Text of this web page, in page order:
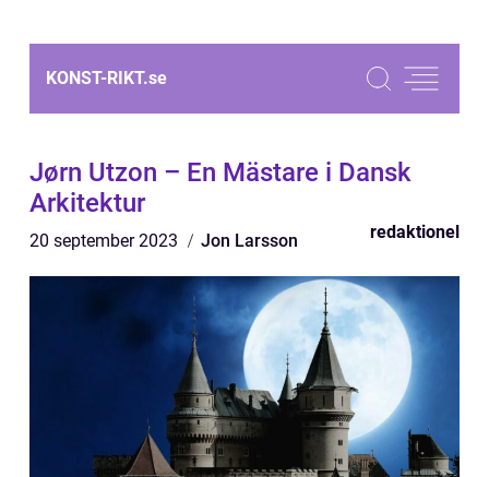
KONST-RIKT.se
Jørn Utzon – En Mästare i Dansk
Arkitektur
20 september 2023 Jon Larsson redaktionel